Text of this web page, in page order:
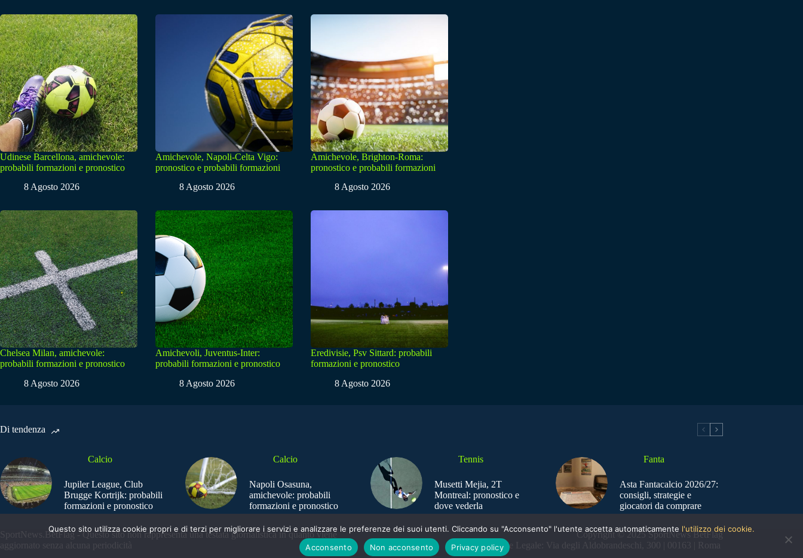
Udinese Barcellona, amichevole:
probabili formazioni e pronostico
8 Agosto 2026
Amichevole, Napoli-Celta Vigo:
pronostico e probabili formazioni
8 Agosto 2026
Amichevole, Brighton-Roma:
pronostico e probabili formazioni
8 Agosto 2026
Chelsea Milan, amichevole:
probabili formazioni e pronostico
8 Agosto 2026
Amichevoli, Juventus-Inter:
probabili formazioni e pronostico
8 Agosto 2026
Eredivisie, Psv Sittard: probabili
formazioni e pronostico
8 Agosto 2026
Di tendenza
Calcio
Jupiler League, Club
Brugge Kortrijk: probabili
formazioni e pronostico
Calcio
Napoli Osasuna,
amichevole: probabili
formazioni e pronostico
Tennis
Musetti Mejia, 2T
Montreal: pronostico e
dove vederla
Fanta
Asta Fantacalcio 2026/27:
consigli, strategie e
giocatori da comprare
SportNews.BetFlag - Questo sito non rappresenta una testata giornalistica in quanto viene
aggiornato senza alcuna periodicità
Copyright © 2025 SportNews BetFlag
Sede Legale: Via degli Aldobrandeschi, 300 | 00163 | Roma
Questo sito utilizza cookie propri e di terzi per migliorare i servizi e analizzare le preferenze dei suoi utenti. Cliccando su "Acconsento" l'utente accetta automaticamente l'utilizzo dei cookie.
Acconsento
Non acconsento Privacy policy